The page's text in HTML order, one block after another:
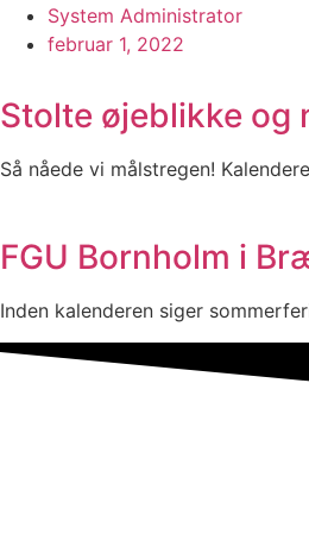
System Administrator
februar 1, 2022
Stolte øjeblikke og
Så nåede vi målstregen!
FGU Bornholm i
Inden kalenderen siger